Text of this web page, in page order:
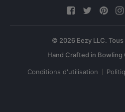
© 2026 Eezy LLC.
Conditions d'utilisation